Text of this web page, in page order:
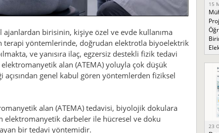
birisinin, kişiye özel ve evde kullanıma
terapi yöntemlerinde, doğrudan elektrotla biyoelektrik
ve yanısıra ilaç, egzersiz destekli fizik tedavi
alan (ATEMA) yoluyla çok düşük
genel kabul gören yöntemlerden fiziksel
alan (ATEMA) tedavisi, biyolojik dokulara
elektromanyetik darbeler ile hücresel ve doku
bir tedavi yöntemidir.
15
23